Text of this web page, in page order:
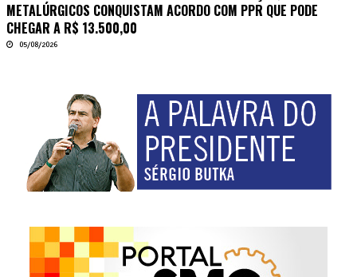
METALÚRGICOS CONQUISTAM ACORDO COM PPR QUE PODE
CHEGAR A R$ 13.500,00
05/08/2026